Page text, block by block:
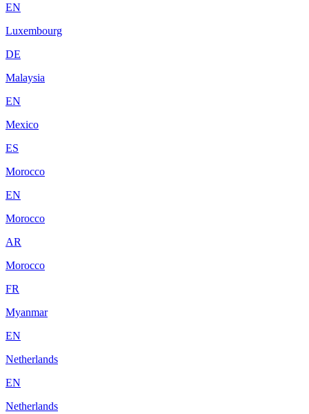
EN
Luxembourg
DE
Malaysia
EN
Mexico
ES
Morocco
EN
Morocco
AR
Morocco
FR
Myanmar
EN
Netherlands
EN
Netherlands